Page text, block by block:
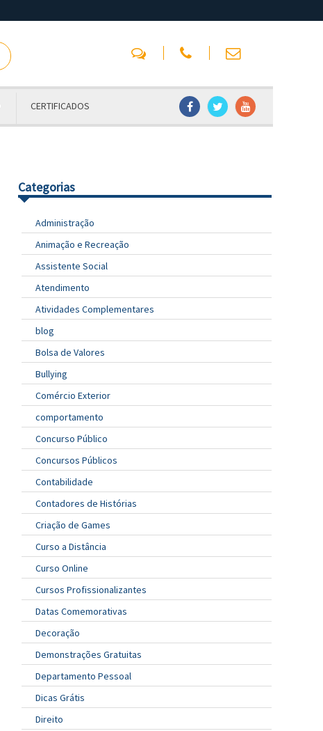
CERTIFICADOS
Categorias
Administração
Animação e Recreação
Assistente Social
Atendimento
Atividades Complementares
blog
Bolsa de Valores
Bullying
Comércio Exterior
comportamento
Concurso Público
Concursos Públicos
Contabilidade
Contadores de Histórias
Criação de Games
Curso a Distância
Curso Online
Cursos Profissionalizantes
Datas Comemorativas
Decoração
Demonstrações Gratuitas
Departamento Pessoal
Dicas Grátis
Direito